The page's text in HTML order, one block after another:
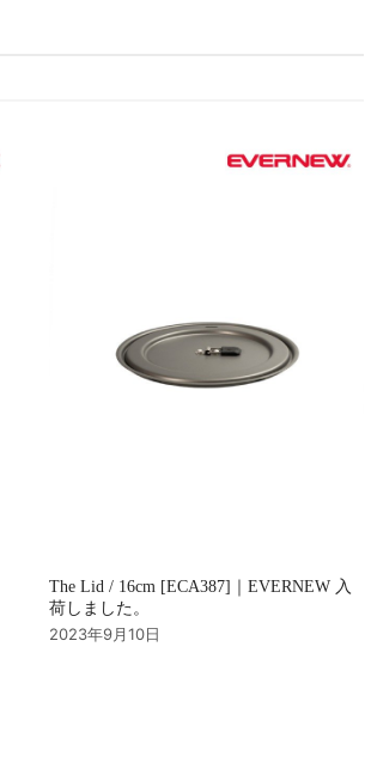
The Lid / 16cm [ECA387]｜EVERNEW 入
荷しました。
2023年9月10日